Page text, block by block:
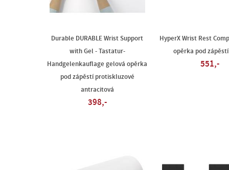
Durable DURABLE Wrist Support
with Gel - Tastatur-
Handgelenkauflage gelová opěrka
pod zápěstí protiskluzové
antracitová
398,-
HyperX Wrist Rest
opěrka pod
551,-